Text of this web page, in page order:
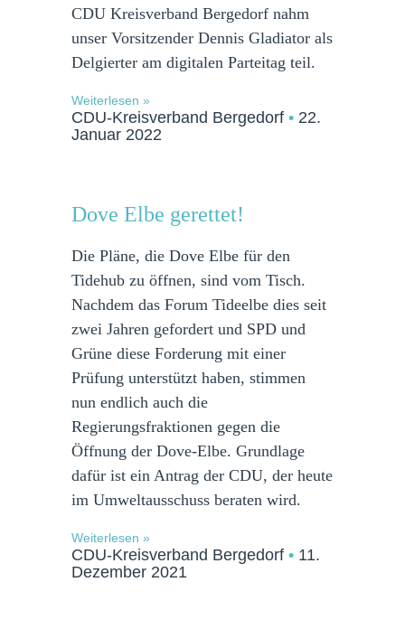
CDU Kreisverband Bergedorf nahm
unser Vorsitzender Dennis Gladiator als
Delgierter am digitalen Parteitag teil.
Weiterlesen »
CDU-Kreisverband Bergedorf
22.
Januar 2022
Dove Elbe gerettet!
Die Pläne, die Dove Elbe für den
Tidehub zu öffnen, sind vom Tisch.
Nachdem das Forum Tideelbe dies seit
zwei Jahren gefordert und SPD und
Grüne diese Forderung mit einer
Prüfung unterstützt haben, stimmen
nun endlich auch die
Regierungsfraktionen gegen die
Öffnung der Dove-Elbe. Grundlage
dafür ist ein Antrag der CDU, der heute
im Umweltausschuss beraten wird.
Weiterlesen »
CDU-Kreisverband Bergedorf
11.
Dezember 2021